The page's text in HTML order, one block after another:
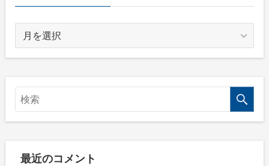
カ
ブ
最近のコメント